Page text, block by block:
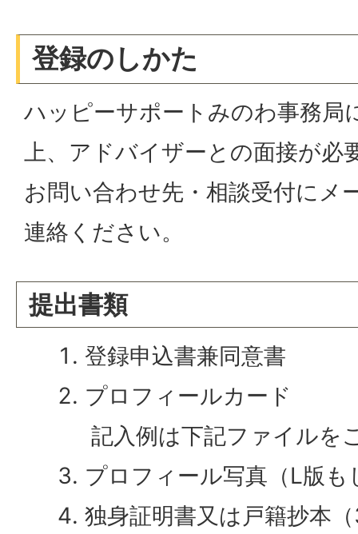
登録のしかた
ハッピーサポートみのわ事務局
上、アドバイザーとの面接が必
お問い合わせ先・相談受付にメ
連絡ください。
提出書類
登録申込書兼同意書
プロフィールカード
記入例は下記ファイルを
プロフィール写真（L版
独身証明書又は戸籍抄本